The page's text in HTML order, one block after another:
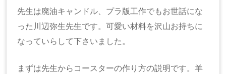
先生は廃油キャンドル、プラ版工作でもお世話にな
った川辺弥生先生です。可愛い材料を沢山お持ちに
なっていらして下さいました。
まずは先生からコースターの作り方の説明です。羊